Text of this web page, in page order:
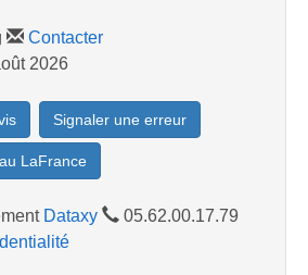
Contacter
2026
Signaler une erreur
LaFrance
Dataxy
05.62.00.17.79